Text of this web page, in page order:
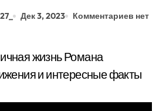
Дек 3, 2023 Комментариев нет